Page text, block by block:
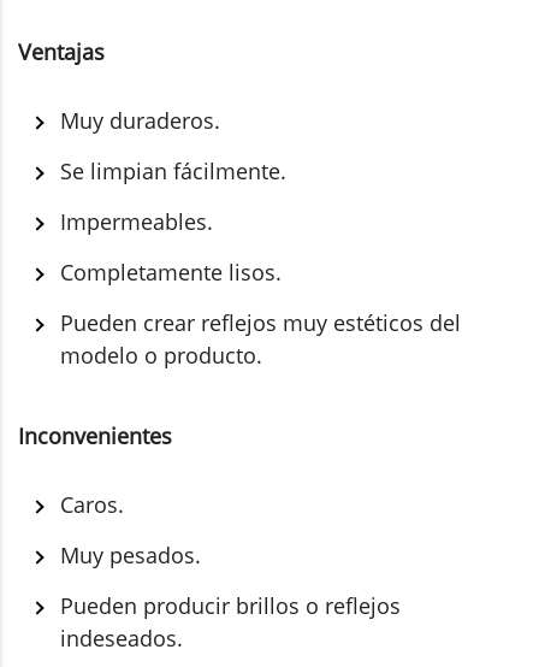
Ventajas
Muy duraderos.
Se limpian fácilmente.
Impermeables.
Completamente lisos.
Pueden crear reflejos muy estéticos del
modelo o producto.
Inconvenientes
Caros.
Muy pesados.
Pueden producir brillos o reflejos
indeseados.